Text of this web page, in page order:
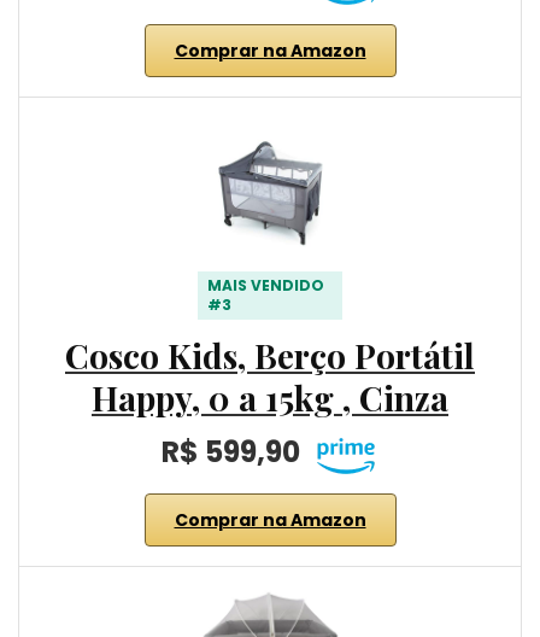
Comprar na Amazon
MAIS VENDIDO
#3
Cosco Kids, Berço Portátil
Happy, 0 a 15kg , Cinza
R$ 599,90
Comprar na Amazon